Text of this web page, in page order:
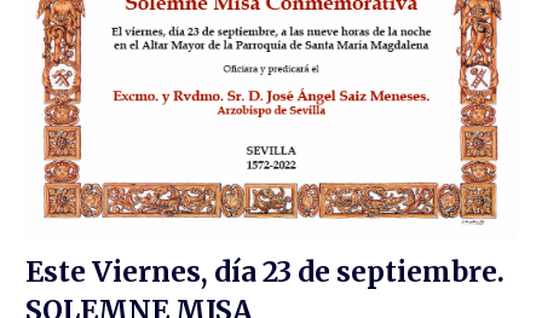
Este Viernes, día 23 de septiembre.
SOLEMNE MISA